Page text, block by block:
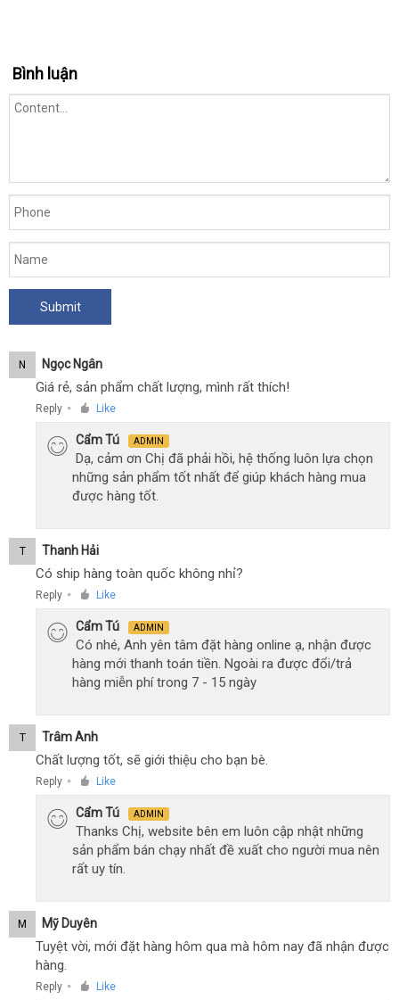
kéo
thời
bi
-
cái
Bình luận
N Ngọc Ngân
Giá rẻ, sản phẩm chất lượng, mình rất thích!
Reply ● Like
Cẩm Tú ADMIN
Dạ, cảm ơn Chị đã phải hồi, hệ thống luôn lựa chọn
những sản phẩm tốt nhất để giúp khách hàng mua
được hàng tốt.
T Thanh Hải
Có ship hàng toàn quốc không nhỉ?
Reply ● Like
Cẩm Tú ADMIN
Có nhé, Anh yên tâm đặt hàng online ạ, nhận được
hàng mới thanh toán tiền. Ngoài ra được đổi/trả
hàng miễn phí trong 7 - 15 ngày
T Trâm Anh
Chất lượng tốt, sẽ giới thiệu cho bạn bè.
Reply ● Like
Cẩm Tú ADMIN
Thanks Chị, website bên em luôn cập nhật những
sản phẩm bán chạy nhất đề xuất cho người mua nên
rất uy tín.
M Mỹ Duyên
Tuyệt vời, mới đặt hàng hôm qua mà hôm nay đã nhận được
hàng.
Reply ● Like